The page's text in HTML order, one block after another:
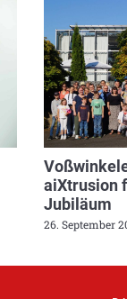
aiXtrusion
Jubiläum
26. September